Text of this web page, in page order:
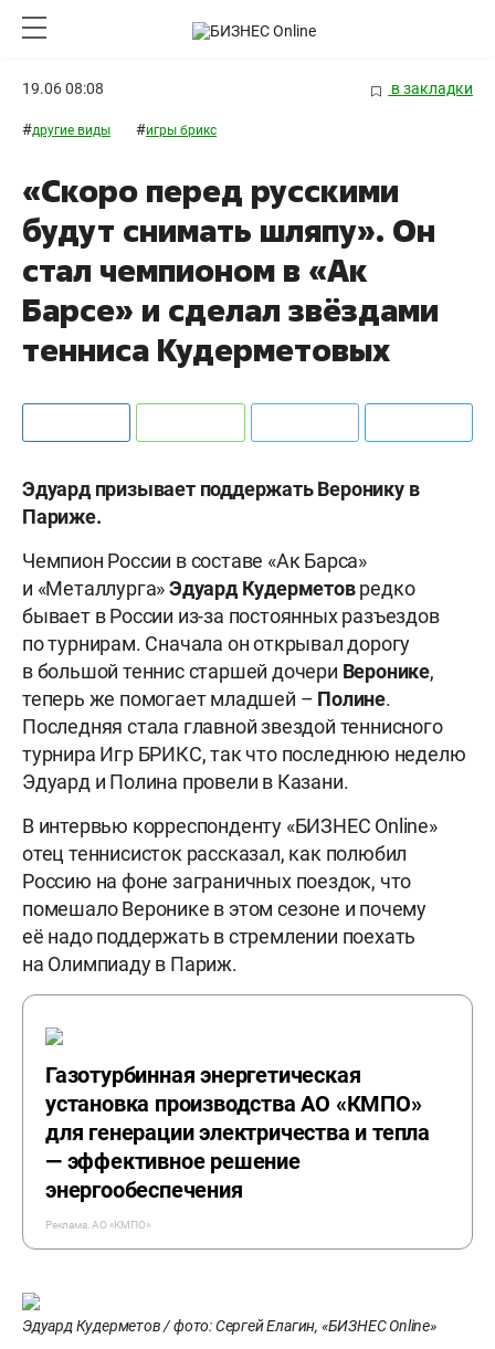
19.06 08:08 в закладки
#другие виды #игры брикс
«Скоро перед русскими
будут снимать шляпу». Он
стал чемпионом в «Ак
Барсе» и сделал звёздами
тенниса Кудерметовых
Эдуард призывает поддержать Веронику в
Париже.
Чемпион России в составе «Ак Барса»
и «Металлурга»Эдуард Кудерметовредко
бывает в России из-за постоянных разъездов
по турнирам. Сначала он открывал дорогу
в большой теннис старшей дочери Веронике,
теперь же помогает младшей – Полине.
Последняя стала главной звездой теннисного
турнира Игр БРИКС, так что последнюю неделю
Эдуард и Полина провели в Казани.
В интервью корреспонденту «БИЗНЕС Online»
отец теннисисток рассказал, как полюбил
Россию на фоне заграничных поездок, что
помешало Веронике в этом сезоне и почему
её надо поддержать в стремлении поехать
на Олимпиаду в Париж.
Газотурбинная энергетическая
установка производства АО «КМПО»
для генерации электричества и тепла
— эффективное решение
энергообеспечения
Реклама. АО «КМПО»
Эдуард Кудерметов / фото: Сергей Елагин, «БИЗНЕС Online»